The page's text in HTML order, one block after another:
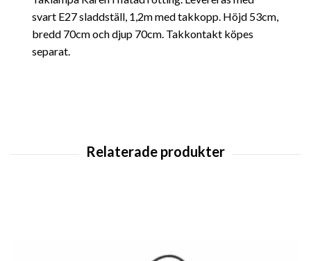
svart E27 sladdställ, 1,2m med takkopp. Höjd 53cm,
bredd 70cm och djup 70cm. Takkontakt köpes
separat.